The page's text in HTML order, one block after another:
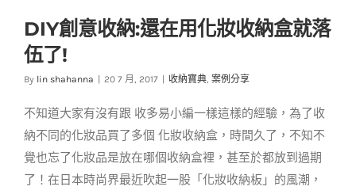
收納寶典 案例分享
DIY創意收納:還在用化妝收納盒就落
伍了!
By lin shahanna 20 7 月, 2017 收納寶典, 案例分享
不知道大家有沒有跟 收多易小編一樣這樣的經驗，為了收
納不同的化妝品買了多個 化妝收納盒，時間久了，不知不
覺也忘了化妝品是放在哪個收納盒裡，甚至於都放到過期
了！在日本時尚界最近吹起一股「化妝收納板」的風潮，